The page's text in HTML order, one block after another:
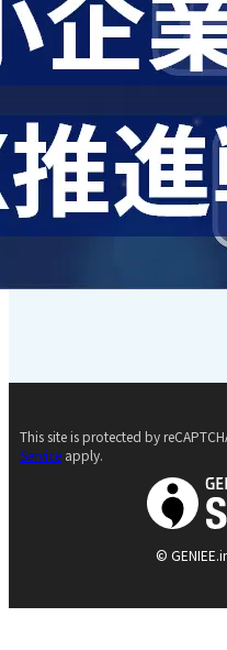
©
This site is protected by
Service apply.